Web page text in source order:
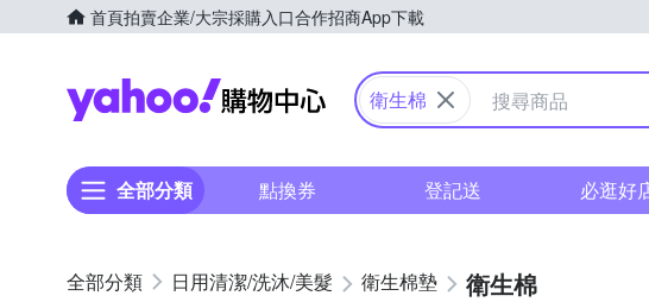
首頁拍賣企業/大宗採購入口合作招商App下載
Yahoo購物中心
衛生棉
全部分類 點換券 登記送 必逛好
日用清潔/洗沐/美髮 衛生棉墊 衛生棉